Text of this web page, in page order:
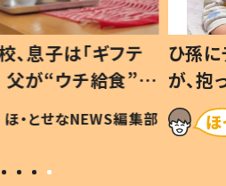
息子は「ギフテ
父が“ウチ給食”を
由とは #令和の親
ほ・とせなNEWS編集部
ひ孫
が、
「涙が
い」